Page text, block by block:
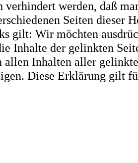
verhindert werden, daß
Seiten dieser
gilt: Wir möchten
Inhalte der gelinkten
Inhalten aller
Diese Erklärung gilt